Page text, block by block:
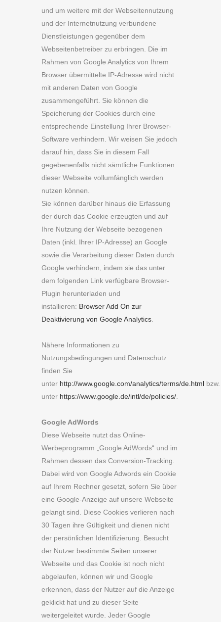
und um weitere mit der Webseitennutzung
und der Internetnutzung verbundene
Dienstleistungen gegenüber dem
Webseitenbetreiber zu erbringen. Die im
Rahmen von Google Analytics von Ihrem
Browser übermittelte IP-Adresse wird nicht
mit anderen Daten von Google
zusammengeführt. Sie können die
Speicherung der Cookies durch eine
entsprechende Einstellung Ihrer Browser-
Software verhindern. Wir weisen Sie jedoch
darauf hin, dass Sie in diesem Fall
gegebenenfalls nicht sämtliche Funktionen
dieser Webseite vollumfänglich werden
nutzen können.
Sie können darüber hinaus die Erfassung
der durch das Cookie erzeugten und auf
Ihre Nutzung der Webseite bezogenen
Daten (inkl. Ihrer IP-Adresse) an Google
sowie die Verarbeitung dieser Daten durch
Google verhindern, indem sie das unter
dem folgenden Link verfügbare Browser-
Plugin herunterladen und
installieren: Browser Add On zur
Deaktivierung von Google Analytics
Nähere Informationen zu
Nutzungsbedingungen und Datenschutz
finden Sie
unter http://www.google.com/analytics/terms/de.html bzw.
unter https://www.google.de/intl/de/policies/
Google AdWords
Diese Webseite nutzt das Online-
Werbeprogramm „Google AdWords“ und im
Rahmen dessen das Conversion-Tracking.
Dabei wird von Google Adwords ein Cookie
auf Ihrem Rechner gesetzt, sofern Sie über
eine Google-Anzeige auf unsere Webseite
gelangt sind. Diese Cookies verlieren nach
30 Tagen ihre Gültigkeit und dienen nicht
der persönlichen Identifizierung. Besucht
der Nutzer bestimmte Seiten unserer
Webseite und das Cookie ist noch nicht
abgelaufen, können wir und Google
erkennen, dass der Nutzer auf die Anzeige
geklickt hat und zu dieser Seite
weitergeleitet wurde. Jeder Google